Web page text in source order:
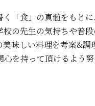
く「食」の真髄をもと
の先生の気持ちや普
味しい料理を考案&
を持って頂けるよう努